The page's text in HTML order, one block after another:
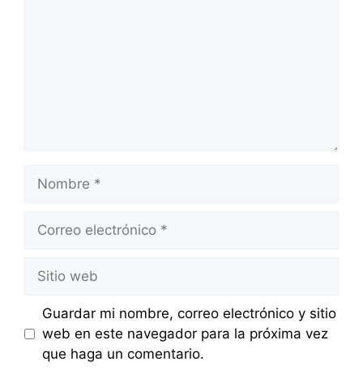
Nombre
Correo
Sitio
web
Guardar mi nombre, correo electrónico y sitio
web en este navegador para la próxima vez
que haga un comentario.